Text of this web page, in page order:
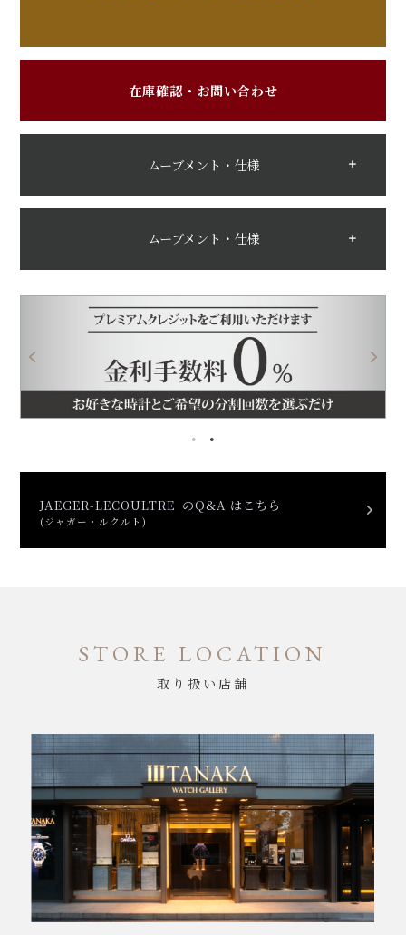
在庫確認・お問い合わせ
ムーブメント・仕様
ムーブメント・仕様
JAEGER-LECOULTRE のQ&A はこちら
(ジャガー・ルクルト)
STORE LOCATION
取り扱い店舗